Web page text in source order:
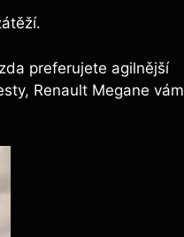
preferujete agilnější
Renault Megane vám